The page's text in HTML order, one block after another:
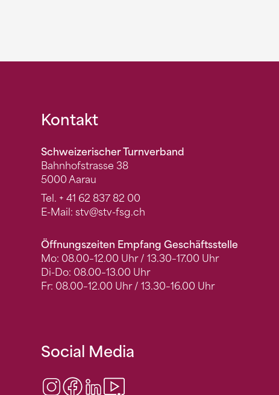
Fusszeile
Kontakt
Schweizerischer Turnverband
Bahnhofstrasse 38
5000 Aarau
Tel. + 41 62 837 82 00
E-Mail: stv@stv-fsg.ch
Öffnungszeiten Empfang Geschäftsstelle
Mo: 08.00–12.00 Uhr / 13.30–17.00 Uhr
Di-Do: 08.00–13.00 Uhr
Fr: 08.00–12.00 Uhr / 13.30–16.00 Uhr
Social Media
Instagram
Facebook
LinkedIn